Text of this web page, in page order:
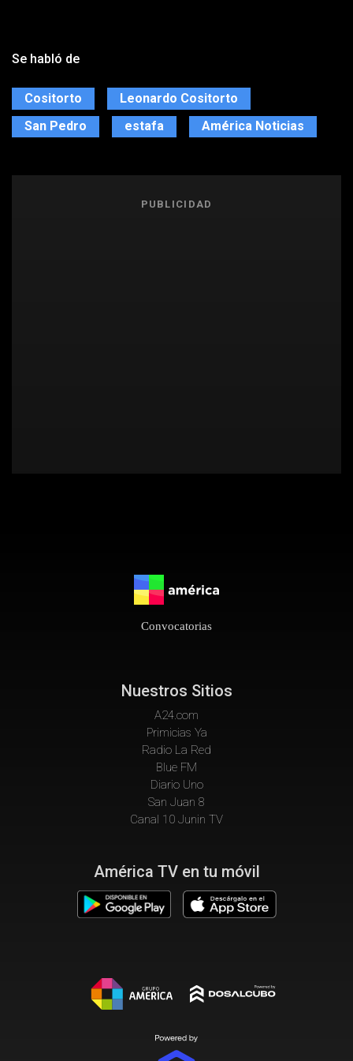
Se habló de
Cositorto
Leonardo Cositorto
San Pedro
estafa América Noticias
PUBLICIDAD
Convocatorias
Nuestros Sitios
A24.com
Primicias Ya
Radio La Red
Blue FM
Diario Uno
San Juan 8
Canal 10 Junin TV
América TV en tu móvil